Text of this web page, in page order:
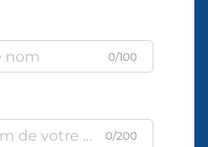
0/100
0/200